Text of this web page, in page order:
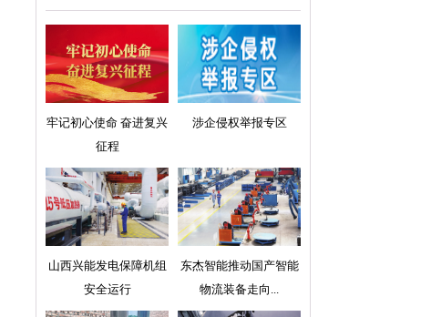
牢记初心使命 奋进复兴
征程
涉企侵权举报专区
山西兴能发电保障机组
安全运行
东杰智能推动国产智能
物流装备走向...